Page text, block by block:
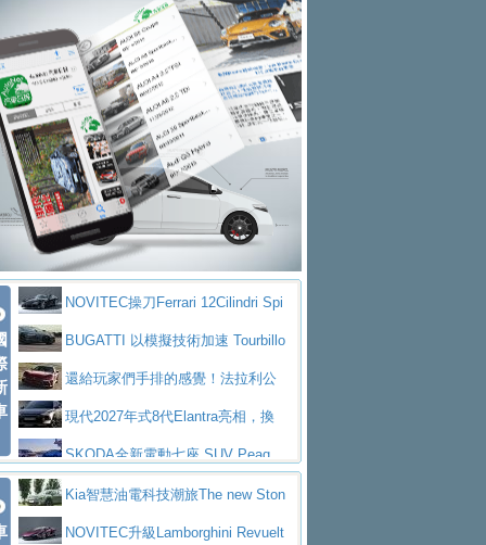
ntis四品牌經銷權，全新多品牌旗艦展示中
心開幕啟用
屏東特搜大隊再添新利器 SITRAK
救助器材車買氣不衰、SUZUKI經銷商勇於開啟
全新大店，新北都鈴木占地500坪土城旗艦
展示中心開幕
2025第七屆ISUZU運轉職人挑戰賽
熱血登場 展現極致車技與專業職人精神
H2GP世界總決賽圓滿落幕 台灣團
隊表現精彩淨零減碳指標性應用 純電動水泥預
拌車 消防車除了滅火裝備還需要什麼？
一探SITRAK “準” 消防車的究竟
大益金龍初試啼聲，汽柴油5噸貨車
不是對手正宗年鑑2025年全球自動車年鑑1月
下旬問世！2024第六屆ISUZU運轉職人挑戰賽
首度前進南台灣熱烈開戰
豪華電能休旅新星 Audi Q4 Sportba
ck 55 e-tron S lineScania Taiwan 逆風而行，加深力
道投資布局
休旅 87kWh電池續航超過600公里
全新BMW 318i Touring豪華旅行車
全台限量200台 進化現型
不等零關稅的紅利，Jeep品牌今日
起展開首批車交車
Volvo EX60 即將叩關，靜肅性、底
盤與數位介面搶先揭露
Audi Q9 將於 2026 年底上市 旗艦
大型 SUV 鎖定七人座豪華市場
BMW攜手漫威電影【蜘蛛人：重生
日】 Skoda 發表全新 Peaq 內裝：七人
座純電旗艦 SUV，行李廂最大可達 935 公
升
全新純電 Mercedes-Benz C 400 4
MATIC Electric 登場
奢華與科技大躍進，MAZDA全新3
代CX-5全方位進化提前亮相並展開預售94.9
萬起
馬自達公布 2027 年式 MX-5 更
新，新增 Yakudo 特別版
Skoda Peaq 發表全新電動動力系
統 最長續航逾 640 公里、支援雙向供電
BMW M2 首度導入 xDrive 四驅，
美國與瑞士需求成關鍵推手
The all-new T-Roc 魅力 自成焦點
Maserati GT2 Stradale「Tribute to
MC12」全球首度亮相
迎接 RANGE ROVER 品牌家族第
NOVITEC操刀Ferrari 12Cilindri Spi
der 碳纖維空力、鍛造輪圈與Inconel排氣
上身
BUGATTI 以模擬技術加速 Tourbillo
n 動態開發還給玩家們手排的感覺！法拉利公
布12Cilidri Manaule手排超跑產品細節
現代2027年式8代Elantra亮相，換
裝更銳利的造型、更先進的資訊娛樂系統及
更高效的動力
SKODA全新電動七座 SUV Peaq
問世，擁有品牌史上最寬敞且豪華的座艙
AUDI推出首款高性能油電超跑Nuvo
lari，0到100公里加速2.6秒、極速350公里
百年三叉戟傳奇再啟程 Maserati 重
Kia智慧油電科技潮旅The new Ston
ic 1-7月累計銷量創歷史新高
NOVITEC升級Lamborghini Revuelt